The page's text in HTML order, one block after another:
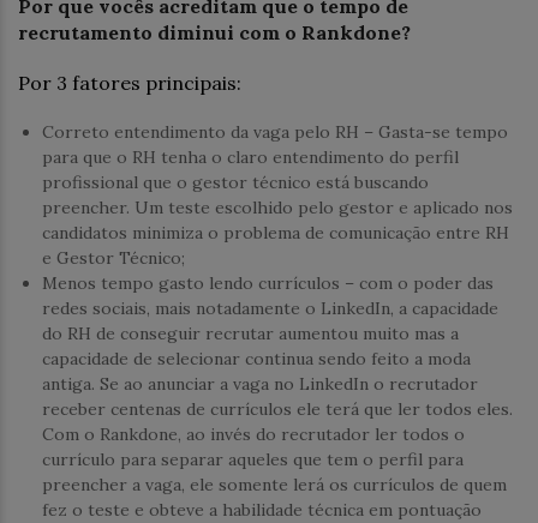
Por que vocês acreditam que o tempo de
recrutamento diminui com o Rankdone?
Por 3 fatores principais:
Correto entendimento da vaga pelo RH – Gasta-se tempo
para que o RH tenha o claro entendimento do perfil
profissional que o gestor técnico está buscando
preencher. Um teste escolhido pelo gestor e aplicado nos
candidatos minimiza o problema de comunicação entre RH
e Gestor Técnico;
Menos tempo gasto lendo currículos – com o poder das
redes sociais, mais notadamente o LinkedIn, a capacidade
do RH de conseguir recrutar aumentou muito mas a
capacidade de selecionar continua sendo feito a moda
antiga. Se ao anunciar a vaga no LinkedIn o recrutador
receber centenas de currículos ele terá que ler todos eles.
Com o Rankdone, ao invés do recrutador ler todos o
currículo para separar aqueles que tem o perfil para
preencher a vaga, ele somente lerá os currículos de quem
fez o teste e obteve a habilidade técnica em pontuação